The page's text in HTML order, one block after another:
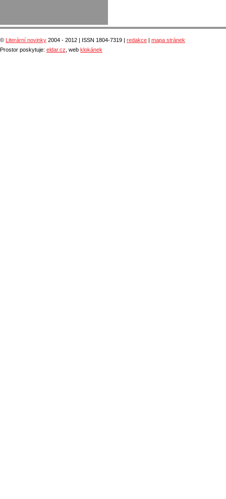
© Literární novinky 2004 - 2012 | ISSN 1804-7319 | redakce
mapa stránek
Prostor poskytuje: eldar.cz , web klokánek